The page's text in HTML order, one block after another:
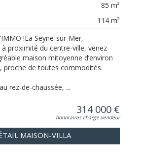
85 m²
114 m²
!La Seyne-sur-Mer,
proximité du centre-ville, venez
maison mitoyenne d’environ
proche de toutes commodités.
rez-de-chaussée, ...
314 000 €
honoraires charge vendeur
MAISON-VILLA